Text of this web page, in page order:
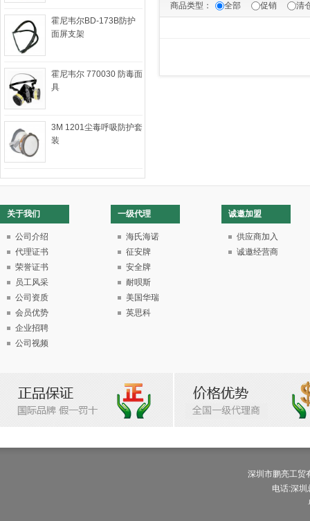
霍尼韦尔BD-173B防护
面屏支架
霍尼韦尔 770030 防毒面
具
3M 1201尘毒呼吸防护套
装
商品类型： 全部 促销 清
关于我们
公司介绍
代理证书
荣誉证书
员工风采
公司资质
会员优势
企业招聘
公司视频
一级代理
海氏海诺
征安牌
安全牌
耐呗斯
美国华瑞
英思科
诚邀加盟
供应商加入
诚邀经营商
深圳市鹏亮工
电话:深